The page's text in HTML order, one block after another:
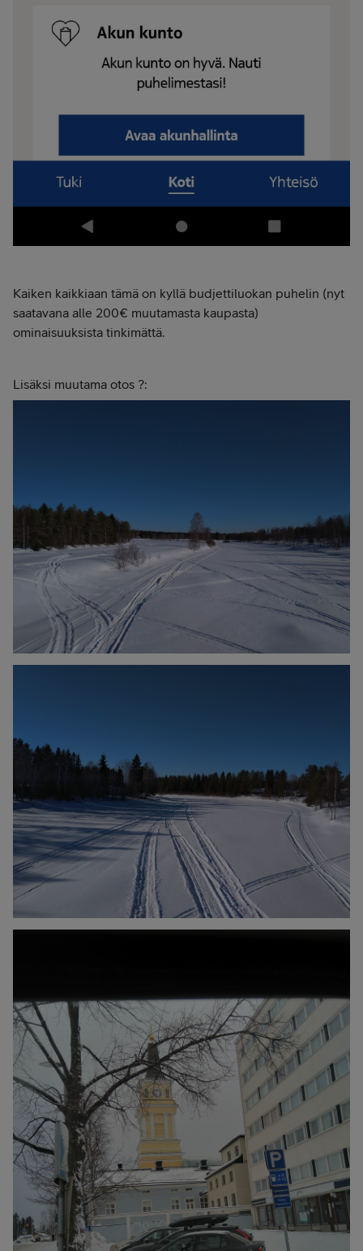
Kaiken kaikkiaan tämä on kyllä budjettiluokan puhelin (nyt
saatavana alle 200€ muutamasta kaupasta)
ominaisuuksista tinkimättä.
Lisäksi muutama otos ?: